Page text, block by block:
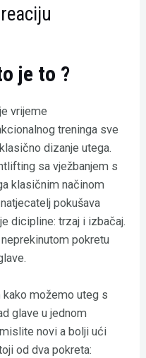
je to ?
vrijeme
treninga sve
dizanje utega.
sa vježbanjem s
klasičnim načinom
pokušava
dicipline: trzaj i izbačaj.
pokretu
kako možemo uteg s
glave u jednom
novi a bolji ući
od dva pokreta: